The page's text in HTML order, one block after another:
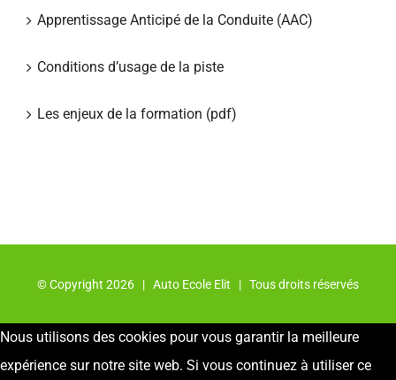
Apprentissage Anticipé de la Conduite (AAC)
Conditions d’usage de la piste
Les enjeux de la formation (pdf)
© Copyright 2026 | Auto Ecole Elit | Tous droits réservés
Nous utilisons des cookies pour vous garantir la meilleure
expérience sur notre site web. Si vous continuez à utiliser ce